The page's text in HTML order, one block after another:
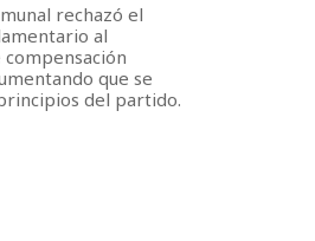
rechazó el
al
que se
del partido.